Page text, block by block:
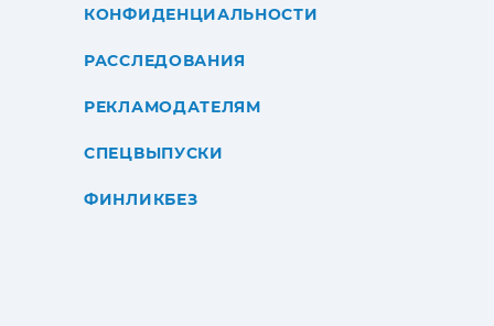
КОНФИДЕНЦИАЛЬНОСТИ
РАССЛЕДОВАНИЯ
РЕКЛАМОДАТЕЛЯМ
СПЕЦВЫПУСКИ
ФИНЛИКБЕЗ